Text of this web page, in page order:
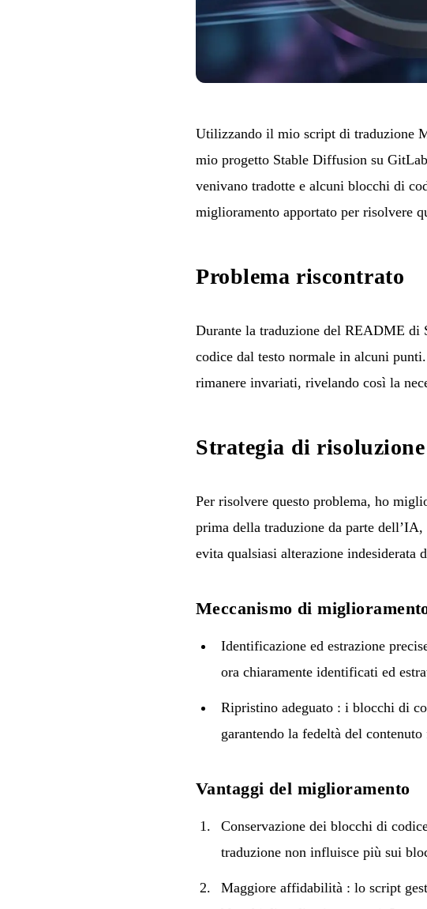
Utilizzando il mio script di traduzione
mio progetto Stable Diffusion su GitLab
venivano tradotte e alcuni blocchi di
miglioramento apportato per risolvere
Problema riscontrato
Durante la traduzione del README
codice dal testo normale in alcuni
rimanere invariati, rivelando così la
Strategia di risoluzione
Per risolvere questo problema, ho
prima della traduzione da parte
evita qualsiasi alterazione indesiderata
Meccanismo di
Identificazione ed estrazione
ora chiaramente identificati ed
Ripristino adeguato : i blocchi di
garantendo la fedeltà del
Vantaggi del miglioramento
Conservazione dei blocchi di
traduzione non influisce più sui
Maggiore affidabilità : lo script